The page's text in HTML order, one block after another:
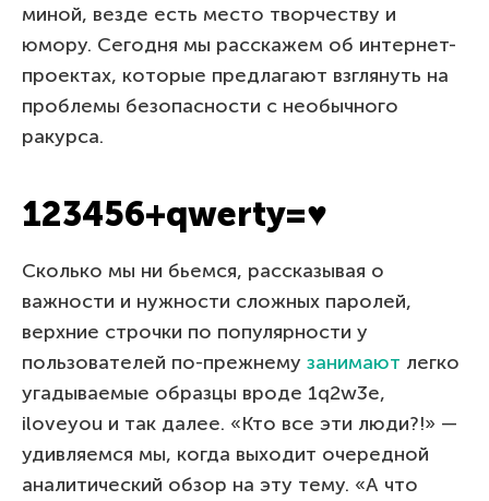
миной, везде есть место творчеству и
юмору. Сегодня мы расскажем об интернет-
проектах, которые предлагают взглянуть на
проблемы безопасности с необычного
ракурса.
123456+qwerty=♥
Сколько мы ни бьемся, рассказывая о
важности и нужности сложных паролей,
верхние строчки по популярности у
пользователей по-прежнему занимают легко
угадываемые образцы вроде 1q2w3e,
iloveyou и так далее. «Кто все эти люди?!» —
удивляемся мы, когда выходит очередной
аналитический обзор на эту тему. «А что